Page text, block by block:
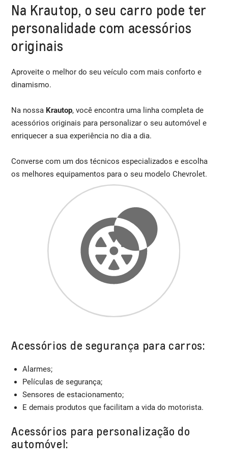
Na Krautop, o seu carro pode ter
personalidade com acessórios
originais
Aproveite o melhor do seu veículo com mais conforto e
dinamismo.
Na nossa Krautop, você encontra uma linha completa de
acessórios originais para personalizar o seu automóvel e
enriquecer a sua experiência no dia a dia.
Converse com um dos técnicos especializados e escolha
os melhores equipamentos para o seu modelo Chevrolet.
Acessórios de segurança para carros:
Alarmes;
Películas de segurança;
Sensores de estacionamento;
E demais produtos que facilitam a vida do motorista.
Acessórios para personalização do
automóvel: